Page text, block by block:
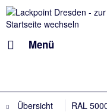
Menü
Übersicht RAL